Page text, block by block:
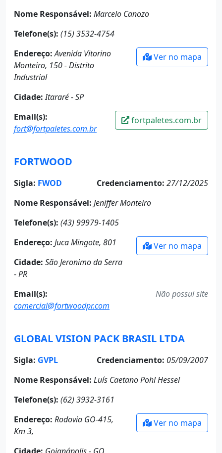
Nome Responsável: Marcelo Canozo
Telefone(s): (15) 3532-4754
Endereço: Avenida Vitorino
Monteiro, 150 - Distrito
Industrial
Cidade: Itararé - SP
Ver no mapa
Email(s):
fort@fortpaletes.com.br
fortpaletes.com.br
FORTWOOD
Sigla: FWOD Credenciamento: 27/12/2025
Nome Responsável: Jeniffer Monteiro
Telefone(s): (43) 99979-1405
Endereço: Juca Mingote, 801
Cidade: São Jeronimo da Serra
- PR
Ver no mapa
Email(s):
comercial@fortwoodpr.com
Não possui site
GLOBAL VISION PACK BRASIL LTDA
Sigla: GVPL Credenciamento: 05/09/2007
Nome Responsável: Luís Caetano Pohl Hessel
Telefone(s): (62) 3932-3161
Endereço: Rodovia GO-415,
Km 3,
Ver no mapa